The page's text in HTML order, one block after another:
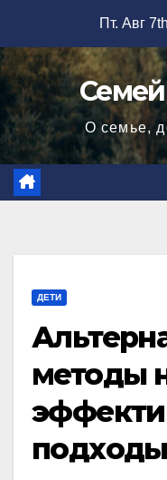
содержимому
Пт. Авг
О семье,
ДЕТИ
методы